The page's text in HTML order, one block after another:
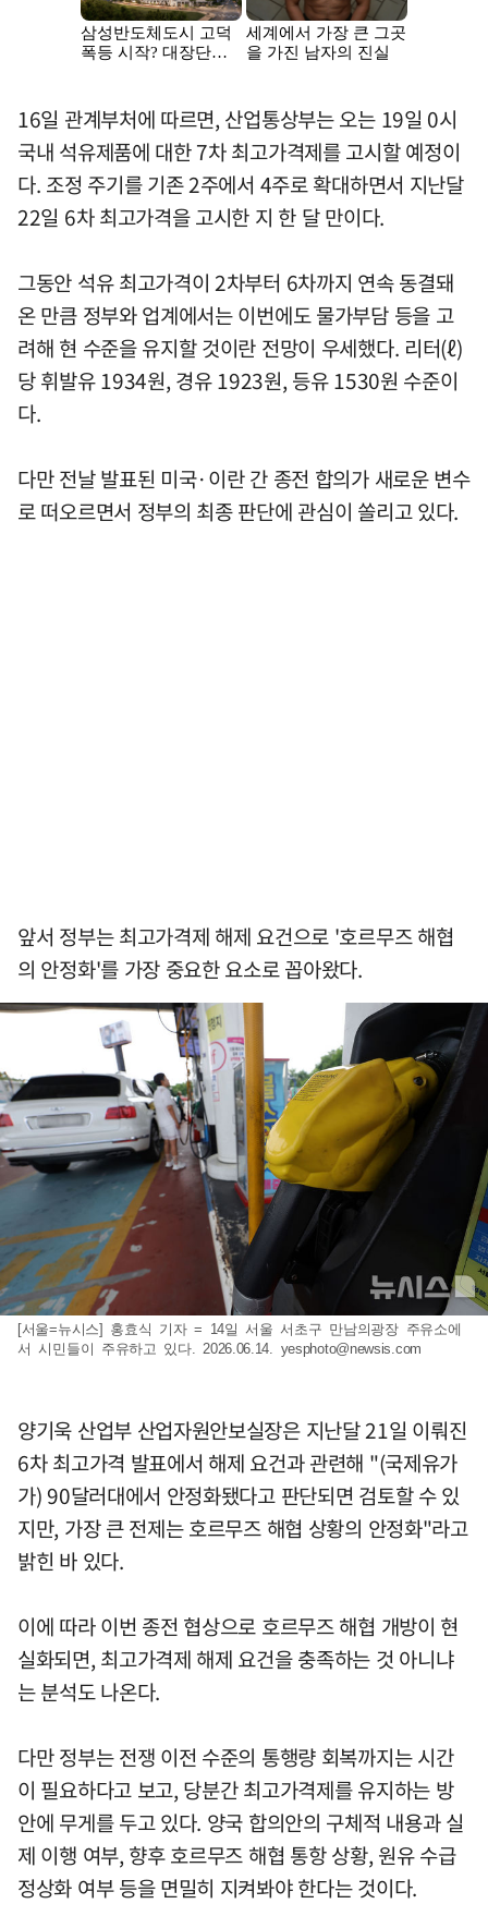
16일 관계부처에 따르면, 산업통상부는 오는 19일 0시
국내 석유제품에 대한 7차 최고가격제를 고시할 예정이
다. 조정 주기를 기존 2주에서 4주로 확대하면서 지난달
22일 6차 최고가격을 고시한 지 한 달 만이다.
그동안 석유 최고가격이 2차부터 6차까지 연속 동결돼
온 만큼 정부와 업계에서는 이번에도 물가부담 등을 고
려해 현 수준을 유지할 것이란 전망이 우세했다. 리터(ℓ)
당 휘발유 1934원, 경유 1923원, 등유 1530원 수준이
다.
다만 전날 발표된 미국·이란 간 종전 합의가 새로운 변수
로 떠오르면서 정부의 최종 판단에 관심이 쏠리고 있다.
앞서 정부는 최고가격제 해제 요건으로 '호르무즈 해협
의 안정화'를 가장 중요한 요소로 꼽아왔다.
[서울=뉴시스] 홍효식 기자 = 14일 서울 서초구 만남의광장 주유소에
서 시민들이 주유하고 있다. 2026.06.14. yesphoto@newsis.com
양기욱 산업부 산업자원안보실장은 지난달 21일 이뤄진
6차 최고가격 발표에서 해제 요건과 관련해 "(국제유가
가) 90달러대에서 안정화됐다고 판단되면 검토할 수 있
지만, 가장 큰 전제는 호르무즈 해협 상황의 안정화"라고
밝힌 바 있다.
이에 따라 이번 종전 협상으로 호르무즈 해협 개방이 현
실화되면, 최고가격제 해제 요건을 충족하는 것 아니냐
는 분석도 나온다.
다만 정부는 전쟁 이전 수준의 통행량 회복까지는 시간
이 필요하다고 보고, 당분간 최고가격제를 유지하는 방
안에 무게를 두고 있다. 양국 합의안의 구체적 내용과 실
제 이행 여부, 향후 호르무즈 해협 통항 상황, 원유 수급
정상화 여부 등을 면밀히 지켜봐야 한다는 것이다.